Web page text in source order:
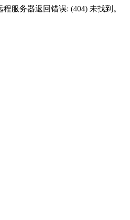
服务器返回错误: (404) 未找到。